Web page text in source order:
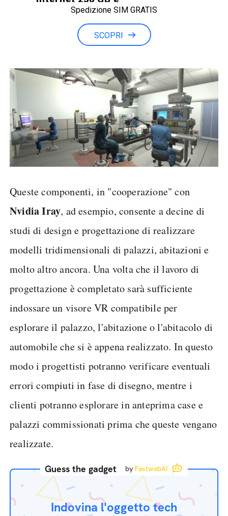
Minuti illimitati
Spedizione SIM GRATIS
SCOPRI
Queste componenti, in "cooperazione" con
Nvidia Iray, ad esempio, consente a decine di
studi di design e progettazione di realizzare
modelli tridimensionali di palazzi, abitazioni e
molto altro ancora. Una volta che il lavoro di
progettazione è completato sarà sufficiente
indossare un visore VR compatibile per
esplorare il palazzo, l'abitazione o l'abitacolo di
automobile che si è appena realizzato. In questo
modo i progettisti potranno verificare eventuali
errori compiuti in fase di disegno, mentre i
clienti potranno esplorare in anteprima case e
palazzi commissionati prima che queste vengano
realizzate.
Guess the gadget by FastwebAI
Indovina l'oggetto tech